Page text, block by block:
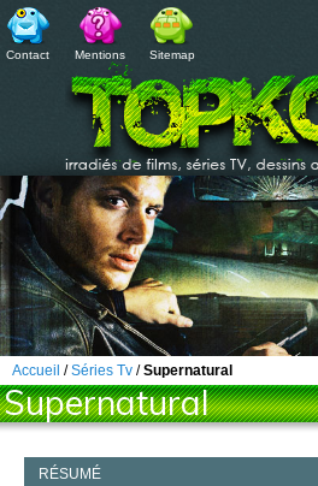
Contact Mentions Sitemap
Accueil /Séries Tv /Supernatural
Supernatural
RÉSUMÉ